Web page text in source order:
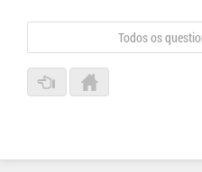
Todos os